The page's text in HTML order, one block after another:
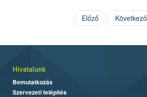
Előző Következő
Hivatalunk
Bemutatkozás
Szervezeti felépítés